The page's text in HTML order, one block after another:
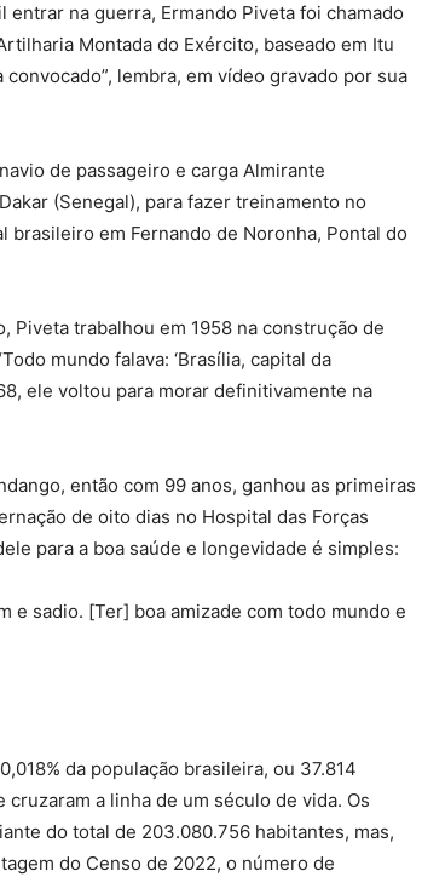
na guerra, Ermando Piveta foi chamado
Montada do Exército, baseado em Itu
lembra, em vídeo gravado por sua
de passageiro e carga Almirante
(Senegal), para fazer treinamento no
em Fernando de Noronha, Pontal do
trabalhou em 1958 na construção de
mundo falava: ‘Brasília, capital da
ele voltou para morar definitivamente na
então com 99 anos, ganhou as primeiras
de oito dias no Hospital das Forças
para a boa saúde e longevidade é simples:
e sadio. [Ter] boa amizade com todo mundo e
da população brasileira, ou 37.814
a linha de um século de vida. Os
do total de 203.080.756 habitantes, mas,
do Censo de 2022, o número de